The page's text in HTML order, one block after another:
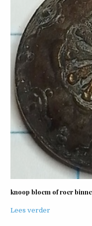
knoop bloem of roer
Lees verder